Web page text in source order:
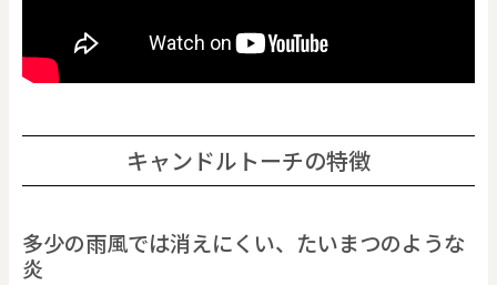
キャンドルトーチの特徴
多少の雨風では消えにくい、たいまつのような
炎